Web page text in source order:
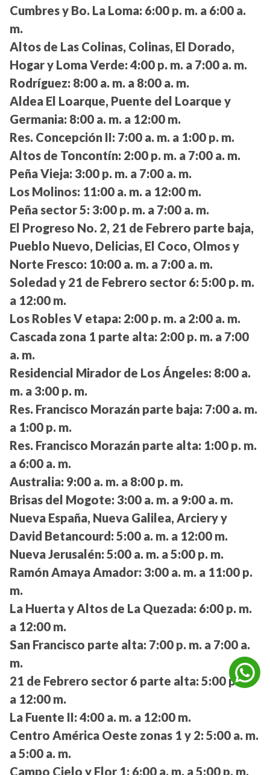
Cumbres y Bo. La Loma: 6:00 p. m. a 6:00 a.
m.
Altos de Las Colinas, Colinas, El Dorado,
Hogar y Loma Verde: 4:00 p. m. a 7:00 a. m.
Rodríguez: 8:00 a. m. a 8:00 a. m.
Aldea El Loarque, Puente del Loarque y
Germania: 8:00 a. m. a 12:00 m.
Res. Concepción II: 7:00 a. m. a 1:00 p. m.
Altos de Toncontín: 2:00 p. m. a 7:00 a. m.
Peña Vieja: 3:00 p. m. a 7:00 a. m.
Los Molinos: 11:00 a. m. a 12:00 m.
Peña sector 5: 3:00 p. m. a 7:00 a. m.
El Progreso No. 2, 21 de Febrero parte baja,
Pueblo Nuevo, Delicias, El Coco, Olmos y
Norte Fresco: 10:00 a. m. a 7:00 a. m.
Soledad y 21 de Febrero sector 6: 5:00 p. m.
a 12:00 m.
Los Robles V etapa: 2:00 p. m. a 2:00 a. m.
Cascada zona 1 parte alta: 2:00 p. m. a 7:00
a. m.
Residencial Mirador de Los Ángeles: 8:00 a.
m. a 3:00 p. m.
Res. Francisco Morazán parte baja: 7:00 a. m.
a 1:00 p. m.
Res. Francisco Morazán parte alta: 1:00 p. m.
a 6:00 a. m.
Australia: 9:00 a. m. a 8:00 p. m.
Brisas del Mogote: 3:00 a. m. a 9:00 a. m.
Nueva España, Nueva Galilea, Arciery y
David Betancourd: 5:00 a. m. a 12:00 m.
Nueva Jerusalén: 5:00 a. m. a 5:00 p. m.
Ramón Amaya Amador: 3:00 a. m. a 11:00 p.
m.
La Huerta y Altos de La Quezada: 6:00 p. m.
a 12:00 m.
San Francisco parte alta: 7:00 p. m. a 7:00 a.
m.
21 de Febrero sector 6 parte alta: 5:00 p. m.
a 12:00 m.
La Fuente II: 4:00 a. m. a 12:00 m.
Centro América Oeste zonas 1 y 2: 5:00 a. m.
a 5:00 a. m.
Campo Cielo y Flor 1: 6:00 a. m. a 5:00 p. m.